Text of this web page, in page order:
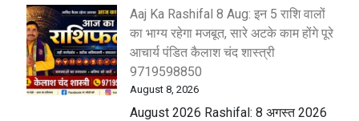
b
o
o
k
er s
A
p
p
gr
a
m
n
g
er
e
Aaj Ka Rashifal 8 Aug: इन 5 राशि वालों
का भाग्य रहेगा मजबूत, सारे अटके काम होंगे पूरे
आचार्य पंडित कैलाश चंद शास्त्री
9719598850
August 8, 2026
August 2026 Rashifal: 8 अगस्त 2026